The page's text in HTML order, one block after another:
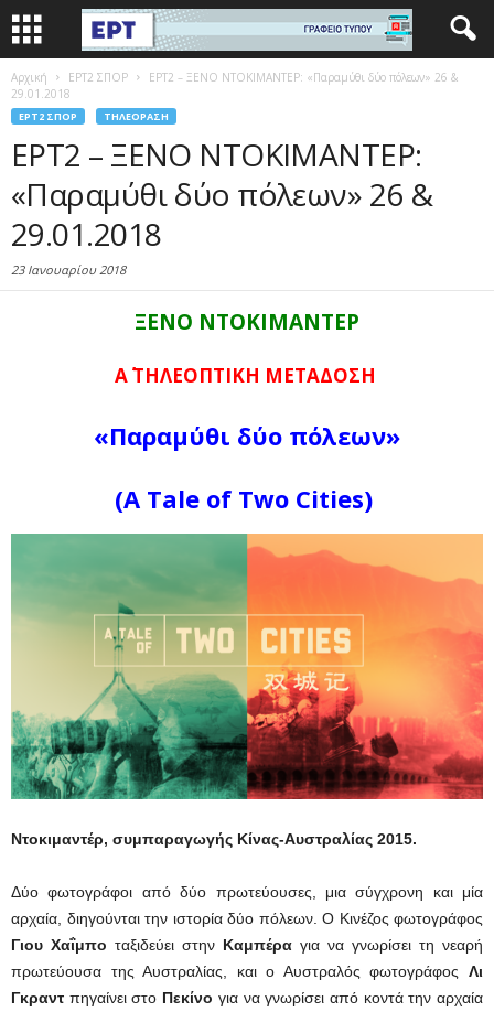
Αρχική EΡΤ2 ΣΠΟΡ
ΕΡΤ2 – ΞΕΝΟ ΝΤΟΚΙΜΑΝΤΕΡ: «Παραμύθι δύο πόλεων» 26 &
29.01.2018
EΡΤ2 ΣΠΟΡ ΤΗΛΕΌΡΑΣΗ
ΕΡΤ2 – ΞΕΝΟ ΝΤΟΚΙΜΑΝΤΕΡ:
«Παραμύθι δύο πόλεων» 26 &
29.01.2018
23 Ιανουαρίου 2018
ΞΕΝΟ ΝΤΟΚΙΜΑΝΤΕΡ
Α΄ ΤΗΛΕΟΠΤΙΚΗ ΜΕΤΑΔΟΣΗ
«Παραμύθι δύο πόλεων»
(A Tale of Two Cities)
Ντοκιμαντέρ, συμπαραγωγής Κίνας-Αυστραλίας 2015.
Δύο φωτογράφοι από δύο πρωτεύουσες, μια σύγχρονη και μία
αρχαία, διηγούνται την ιστορία δύο πόλεων. Ο Κινέζος φωτογράφος
Γιου Χαΐμπο ταξιδεύει στην Καμπέρα για να γνωρίσει τη νεαρή
πρωτεύουσα της Αυστραλίας, και ο Αυστραλός φωτογράφος Λι
Γκραντ πηγαίνει στο Πεκίνο για να γνωρίσει από κοντά την αρχαία